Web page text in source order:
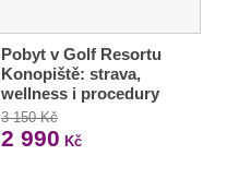
Pobyt v Golf Resortu
Konopiště: strava,
wellness i procedury
3 150 Kč
2 990 Kč